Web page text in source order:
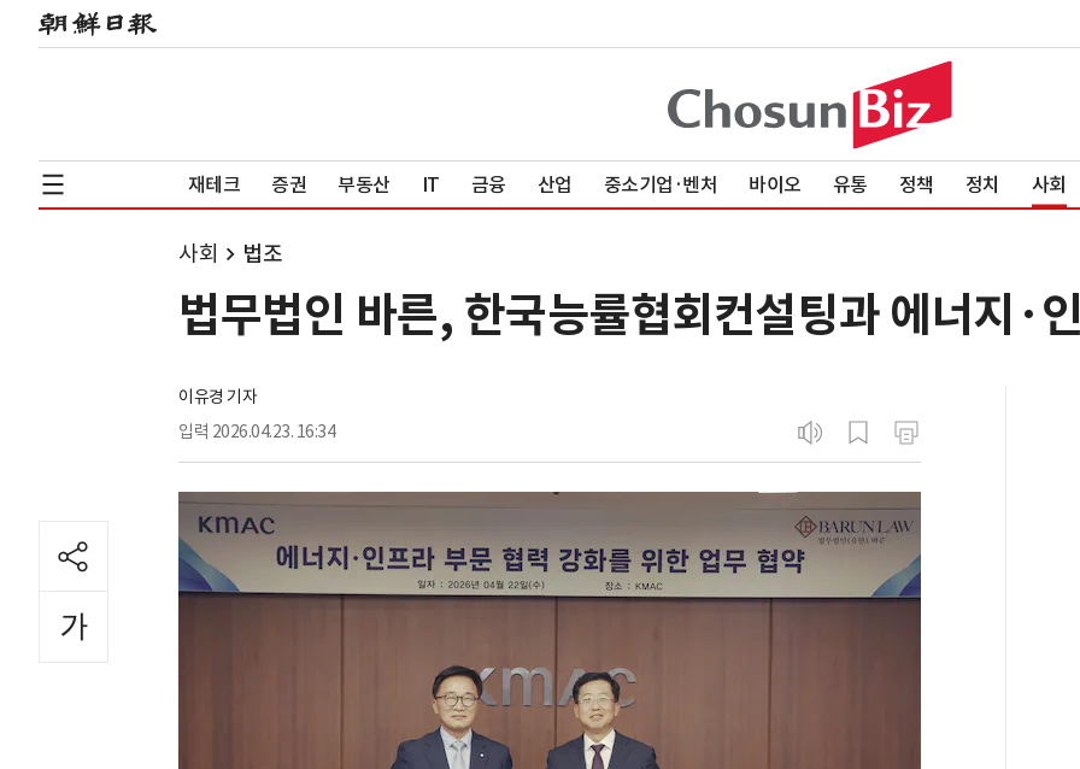
재테크 증권 부동산 IT 금융 산업 중소기업·벤처 바이오 유통 정책 정치 사회
사회 법조
법무법인 바른, 한국능률협회컨설팅과 에너지·
이유경 기자
입력 2026.04.23. 16:34